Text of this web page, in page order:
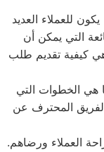
للعملاء العديد
التي يمكن أن
كيفية تقديم طلب
هي الخطوات التي
المحترف عن
العملاء ورضاهم.